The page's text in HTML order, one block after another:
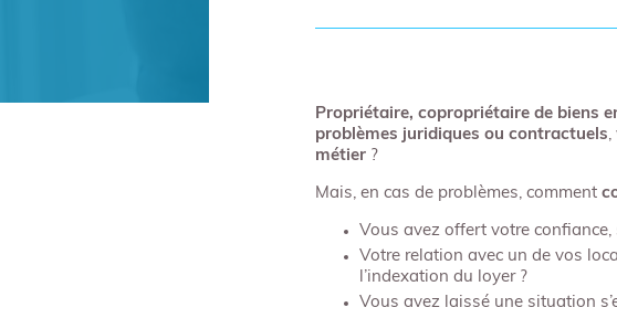
Propriétaire, copropriétaire de biens
problèmes juridiques ou contractuels,
métier ?
Mais, en cas de problèmes, comment
Vous avez offert votre
Votre relation avec un de vos
l’indexation du loyer ?
Vous avez laissé une situation